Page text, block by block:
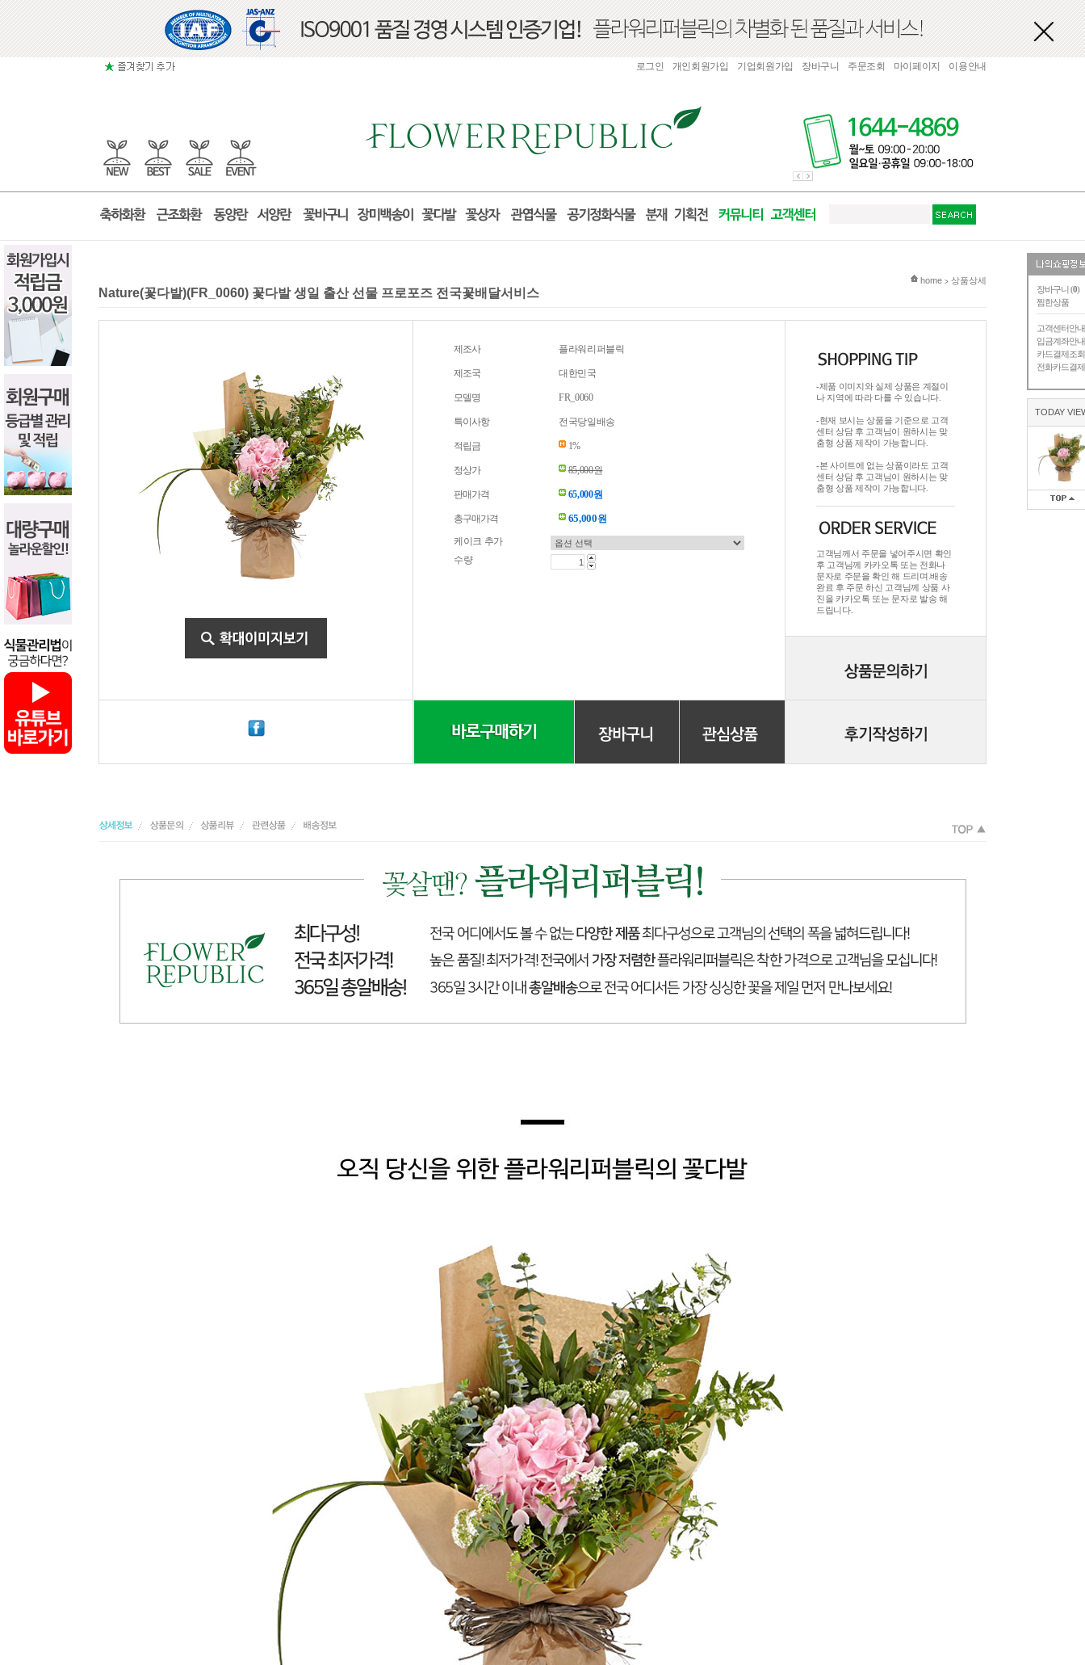
장바구니 (0)
찜한상품
고객센터안내
입금계좌안내
카드결제조회
전화카드결제
TODAY
로그인 개인회원가입 기업회원가입 장바구니 주문조회 마이페이지 이용안내
현재 위치
home > 상품상세
Nature(꽃다발)(FR_0060) 꽃다발 생일 출산 선물 프로포즈 전국꽃배달서비스
제조사 플라워리퍼블릭
제조국 대한민국
모델명 FR_0060
특이사항 전국당일배송
적립금 1%
정상가 85,000원
판매가격 65,000원
총구매가격 65,000원
케이크 추가
수량
-제품 이미지와 실제 상품은 계절이
나 지역에 따라 다를 수 있습니다.
-현재 보시는 상품을 기준으로 고객
센터 상담 후 고객님이 원하시는 맞
춤형 상품 제작이 가능합니다.
-본 사이트에 없는 상품이라도 고객
센터 상담 후 고객님이 원하시는 맞
춤형 상품 제작이 가능합니다.
고객님께서 주문을 넣어주시면 확인
후 고객님께 카카오톡 또는 전화나
문자로 주문을 확인 해 드리며.배송
완료 후 주문 하신 고객님께 상품 사
진을 카카오톡 또는 문자로 발송 해
드립니다.